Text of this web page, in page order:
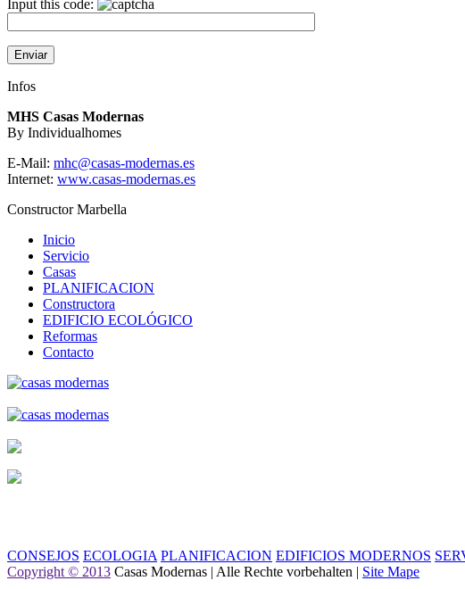
Input this code:
Infos
MHS Casas Modernas
By Individualhomes
E-Mail: mhc@casas-modernas.es
Internet: www.casas-modernas.es
Constructor Marbella
Inicio
Servicio
Casas
PLANIFICACION
Constructora
EDIFICIO ECOLÓGICO
Reformas
Contacto
CONSEJOS ECOLOGIA PLANIFICACION EDIFICIOS MODERNOS
Copyright © 2013 Casas Modernas | Alle Rechte vorbehalten | Site Mape